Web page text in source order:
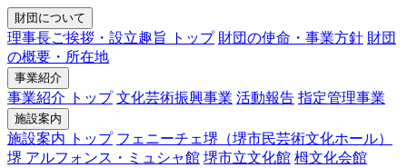
財団について
理事長ご挨拶・設立趣旨 トップ 財団の使命・事業方針 財団
の概要・所在地
事業紹介
事業紹介 トップ 文化芸術振興事業 活動報告 指定管理事業
施設案内
施設案内 トップ フェニーチェ堺（堺市民芸術文化ホール）
堺 アルフォンス・ミュシャ館 堺市立文化館 栂文化会館